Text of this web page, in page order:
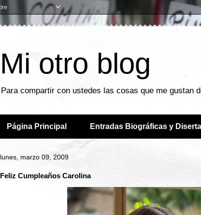
Mi otro blog
Para compartir con ustedes las cosas que me gustan
Página Principal Entradas Biográficas y
lunes, marzo 09, 2009
Feliz Cumpleaños Carolina